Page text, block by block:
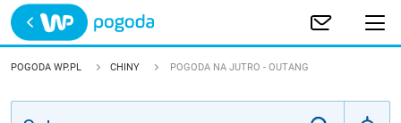
Trwa ładowanie
POLSKA
POGODA WP.PL CHINY POGODA NA JUTRO - OUTANG